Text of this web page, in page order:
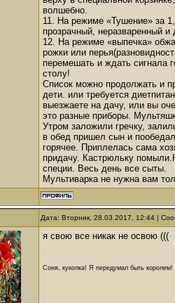
волшебно.
11. На режиме «Тушение» за
прозрачный, неразваренный
12. На режиме «выпечка»
рожки или
перемешать и ждать сигнала
столу!
Список можно продолжать и
дети. или требуется
выезжаете на дачу, или вы
это разные приборы.
Утром заложили гречку,
в обед пришел сын и
горячее. Приплелась сама
придачу. Кастрюльку
специи. Весь день все сыты.
Мультиварка не нужна вам
Дата: Вторник, 28.03.2017, 12:44 |
я свою все никак не освою (((
Соня, куколка! Я передумал быть